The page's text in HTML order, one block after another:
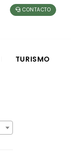
CONTACTO
TURISMO